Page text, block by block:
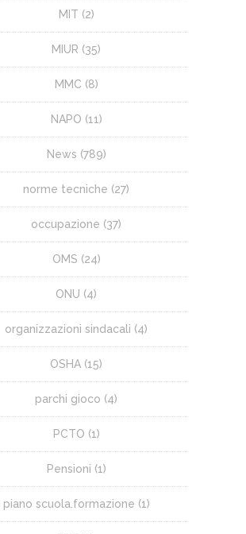
MIT (2)
MIUR (35)
MMC (8)
NAPO (11)
News (789)
norme tecniche (27)
occupazione (37)
OMS (24)
ONU (4)
organizzazioni sindacali (4)
OSHA (15)
parchi gioco (4)
PCTO (1)
Pensioni (1)
piano scuola.formazione (1)